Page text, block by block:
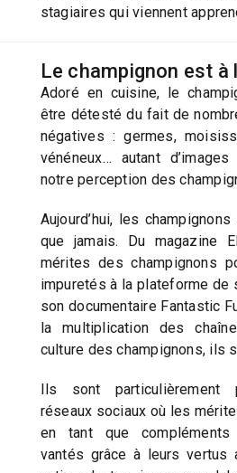
stagiaires qui viennent
Le champignon est à
Adoré en cuisine, le
être détesté du fait de
négatives : germes,
vénéneux… autant
notre perception des
Aujourd’hui, les
que jamais. Du magazine
mérites des champignons
impuretés à la plateforme de
son documentaire Fantastic
la multiplication des
culture des champignons, ils
Ils sont particulièrement
réseaux sociaux où les
en tant que compléments
vantés grâce à leurs vertus